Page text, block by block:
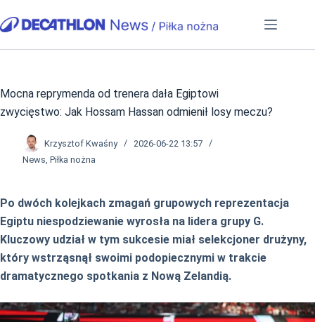
do
Mocna reprymenda od trenera dała Egiptowi
zwycięstwo: Jak Hossam Hassan odmienił losy meczu?
Krzysztof Kwaśny
2026-06-22 13:57
News, Piłka nożna
Po dwóch kolejkach zmagań grupowych reprezentacja
Egiptu niespodziewanie wyrosła na lidera grupy G.
Kluczowy udział w tym sukcesie miał selekcjoner drużyny,
który wstrząsnął swoimi podopiecznymi w trakcie
dramatycznego spotkania z Nową Zelandią.